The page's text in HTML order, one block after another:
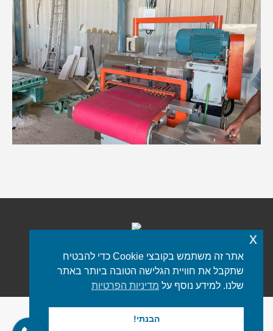
כל הזכויות שמורות © 2021 iStone
פורטל שיש
תפריט תחתון
אתר זה משתמש בקובצי Cookie כדי להבטיח
שתקבל את חוויית הגלישה הטובה ביותר באתר
שלנו. למידע נוסף על מדיניות הפרטיות
הבנתי!
x